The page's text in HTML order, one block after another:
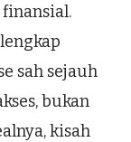
sah sejauh
bukan
kisah